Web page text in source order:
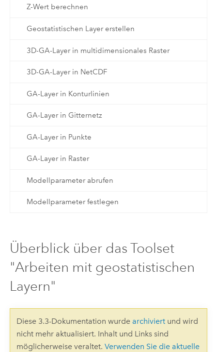
Z-Wert berechnen
Geostatistischen Layer erstellen
3D-GA-Layer in multidimensionales Raster
3D-GA-Layer in NetCDF
GA-Layer in Konturlinien
GA-Layer in Gitternetz
GA-Layer in Punkte
GA-Layer in Raster
Modellparameter abrufen
Modellparameter festlegen
Überblick über das Toolset
"Arbeiten mit geostatistischen
Layern"
Diese 3.3-Dokumentation wurde archiviertund wird
nicht mehr aktualisiert. Inhalt und Links sind
möglicherweise veraltet. Verwenden Sie die aktuelle